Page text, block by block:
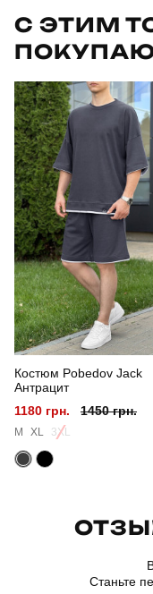
Артикул
Призначення
Стиль
Сезон
Склад тканини
Країна - виробник
С ЭТИМ
Костюм Pobedov Jack
Антрацит
1180 грн.
1450 грн.
M XL 3XL
Станьте